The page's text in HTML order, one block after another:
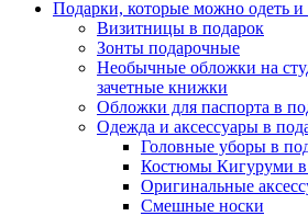
Подарки, которые можно одеть и
Визитницы в подарок
Зонты подарочные
Необычные обложки на
зачетные книжки
Обложки для паспорта в
Одежда и аксессуары в
Головные уборы в
Костюмы Кигуруми в
Оригинальные
Смешные носки